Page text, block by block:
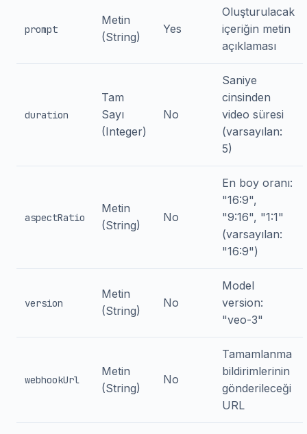
prompt
Metin
(String)
Yes
Oluşturulacak
içeriğin metin
açıklaması
duration
Tam
Sayı
(Integer)
No
Saniye
cinsinden
video süresi
(varsayılan:
5)
aspectRatio
Metin
(String)
No
En boy oranı:
"16:9",
"9:16", "1:1"
(varsayılan:
"16:9")
version
Metin
(String)
No
Model
version:
"veo-3"
webhookUrl
Metin
(String)
No
Tamamlanma
bildirimlerinin
gönderileceği
URL